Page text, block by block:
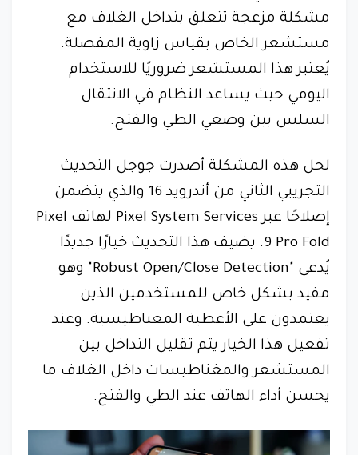
مشكلة مزعجة تتعلق بتداخل الغلاف مع
مستشعر الخاص بقياس زاوية المفصلة.
يُعتبر هذا المستشعر ضروريًا للاستخدام
اليومي حيث يساعد النظام في الانتقال
السلس بين وضعي الطي والفتح.
لحل هذه المشكلة أصدرت جوجل التحديث
التجريبي الثاني من أندرويد 16 والذي يتضمن
إصلاحًا عبر Pixel System Services لهاتف Pixel
9 Pro Fold. يضيف هذا التحديث خيارًا جديدًا
يُدعى "Robust Open/Close Detection" وهو
مفيد بشكل خاص للمستخدمين الذين
يعتمدون على الأغطية المغناطيسية. وعند
تفعيل هذا الخيار يتم تقليل التداخل بين
المستشعر والمغناطيسات داخل الغلاف ما
يحسن أداء الهاتف عند الطي والفتح.